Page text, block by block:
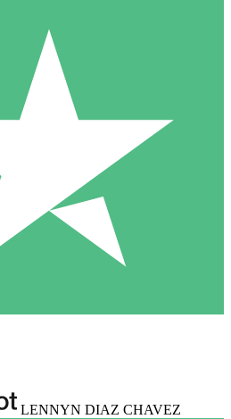
LENNYN DIAZ CHAVEZ